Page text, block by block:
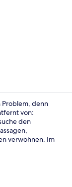
Problem, denn
von:
den
verwöhnen. Im
der allgemeine